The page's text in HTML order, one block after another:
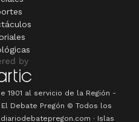
1901 al servicio de la Región -
El Debate Pregón © Todos los
diariodebatepregon.com · Islas